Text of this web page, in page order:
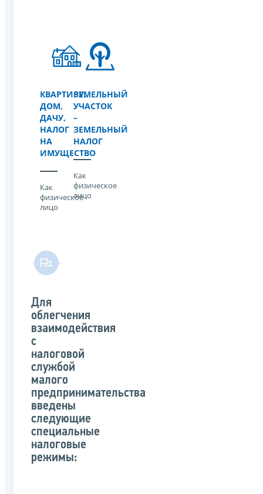
КВАРТИРУ,
ДОМ,
ДАЧУ,
НАЛОГ
НА
ИМУЩЕСТВО
Как
физическое
лицо
ЗЕМЕЛЬНЫЙ
УЧАСТОК
–
ЗЕМЕЛЬНЫЙ
НАЛОГ
Как
физическое
лицо
Для
облегчения
взаимодействия
с
налоговой
службой
малого
предпринимательства
введены
следующие
специальные
налоговые
режимы: